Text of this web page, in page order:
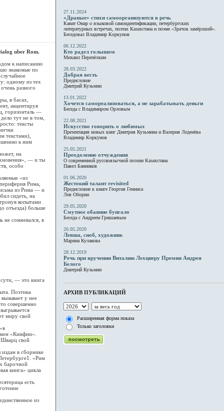
uber Rom.
к написанию
знакомые по
одному из тех
разного
в басах,
акцентируя
горизонталь —
тут не в том,
тексты
текстами),
к ним
на
— и ты
особо
«из
Рима,
из Рима — и
сидеть, на
копытами
отъезда) больше
сомневался, в
— это книга
Поэтика
у нее
совершенно
миру свой
«Кинфии».
Шварц свой
в сборнике
«Рим
барочной
книга» цикла
есть
из
27.11.2024
«Драные» стихи самоорганизуются в речь
Канат Омар о языковой самоидентификации, петербургских
литературных встречах, поэтах Казахстана и поэме «Зрачок замёрзшей».
Беседовал Владимир Коркунов
06.12.2022
Кто радел голышом
Михаил Перепёлкин
28.03.2022
Добрая весть
Предисловие
Дмитрий Кузьмин
13.01.2022
Хочется самореализоваться, а не зарабатывать деньги
Беседа с Владимиром Орловым
22.08.2021
Искусство говорить о любимых
Презентация новых книг Дмитрия Кузьмина и Валерия Леденёва
Владимир Коркунов
25.05.2021
Преодоление отчуждения
О современной русскоязычной поэзии Казахстана
Павел Банников
01.06.2020
Жестокий талант revisited
Предисловие к книге Георгия Генниса
Лев Оборин
29.05.2020
Смутное обаяние бунгало
Беседа с Андреем Гришаевым
26.05.2020
Левша, сноб, художник
Марина Кулакова
28.12.2019
Речь при вручении Виталию Лехциеру Премии Андрея
Белого
Дмитрий Кузьмин
АРХИВ ПУБЛИКАЦИЙ
Расширенная форма показа
Только заголовки